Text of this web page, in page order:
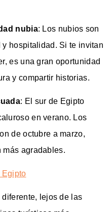
nubia: Los nubios son
hospitalidad. Si te invitan
es una gran oportunidad
y compartir historias.
: El sur de Egipto
en verano. Los
de octubre a marzo,
más agradables.
Egipto
lejos de las